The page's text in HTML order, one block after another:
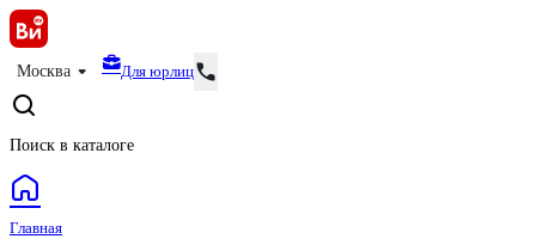
Москва Для юрлиц
Поиск в каталоге
Главная